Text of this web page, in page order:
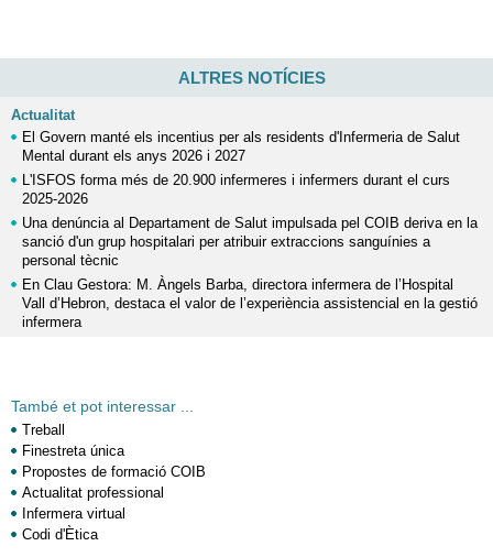
ALTRES NOTÍCIES
Actualitat
El Govern manté els incentius per als residents d'Infermeria de Salut
Mental durant els anys 2026 i 2027
L'ISFOS forma més de 20.900 infermeres i infermers durant el curs
2025-2026
Una denúncia al Departament de Salut impulsada pel COIB deriva en la
sanció d'un grup hospitalari per atribuir extraccions sanguínies a
personal tècnic
En Clau Gestora: M. Àngels Barba, directora infermera de l’Hospital
Vall d’Hebron, destaca el valor de l’experiència assistencial en la gestió
infermera
També et pot interessar ...
Treball
Finestreta única
Propostes de formació COIB
Actualitat professional
Infermera virtual
Codi d'Ètica